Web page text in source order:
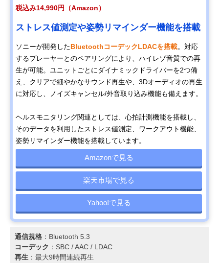
税込み14,990円（Amazon）
ストレス値測定や姿勢リマインダー機能を搭載
ソニーが開発したBluetoothコーデックLDACを搭載。対応
するプレーヤーとのペアリングにより、ハイレゾ音質での再
生が可能。ユニットごとにダイナミックドライバーを2つ備
え、クリアで細やかなサウンド再生や、3Dオーディオの再生
に対応し、ノイズキャンセル/外音取り込み機能も備えます。
ヘルスモニタリング関連としては、心拍計測機能を搭載し、
そのデータを利用したストレス値測定、ワークアウト機能、
姿勢リマインダー機能を搭載しています。
Amazonで見る
楽天市場で見る
Yahoo!で見る
通信規格 ：Bluetooth 5.3
コーデック ：SBC / AAC / LDAC
再生 ：最大9時間連続再生